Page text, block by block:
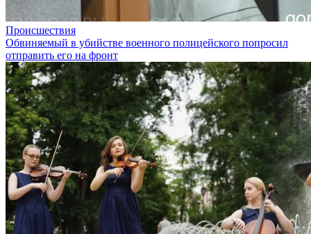
Происшествия
Обвиняемый в убийстве военного полицейского попросил
отправить его на фронт